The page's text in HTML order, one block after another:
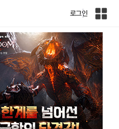
로그인
인
전
체
사
이
트
맵